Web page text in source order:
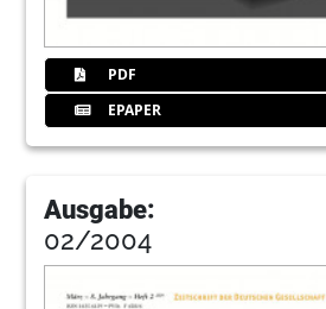
PDF
EPAPER
Ausgabe:
02/2004